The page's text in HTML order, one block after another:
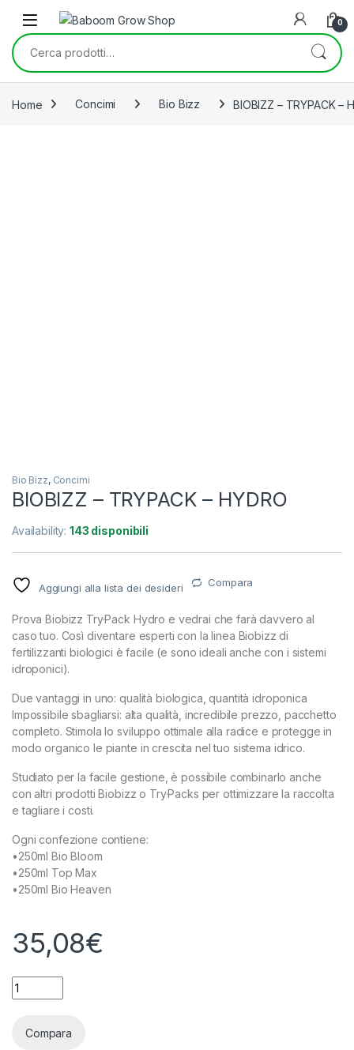
Skip to navigation
Skip to content
0
Cerca:
Home Concimi Bio Bizz BIOBIZZ – TRYPACK –
Bio Bizz, Concimi
BIOBIZZ – TRYPACK – HYDRO
Availability:143 disponibili
Aggiungi alla lista dei desideri Compara
Prova Biobizz Try·Pack Hydro e vedrai che farà davvero al
caso tuo. Così diventare esperti con la linea Biobizz di
fertilizzanti biologici è facile (e sono ideali anche con i sistemi
idroponici).
Due vantaggi in uno: qualità biologica, quantità idroponica
Impossibile sbagliarsi: alta qualità, incredibile prezzo, pacchetto
completo. Stimola lo sviluppo ottimale alla radice e protegge in
modo organico le piante in crescita nel tuo sistema idrico.
Studiato per la facile gestione, è possibile combinarlo anche
con altri prodotti Biobizz o Try·Packs per ottimizzare la raccolta
e tagliare i costi.
Ogni confezione contiene:
•250ml Bio Bloom
•250ml Top Max
•250ml Bio Heaven
35,08€
BIOBIZZ - TRYPACK - HYDRO quantity
Compara